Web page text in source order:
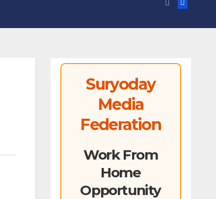
Suryoday
Media
Federation
Work From
Home
Opportunity